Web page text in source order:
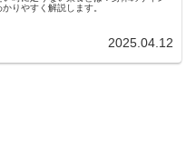
りやすく解説します。
2025.04.12